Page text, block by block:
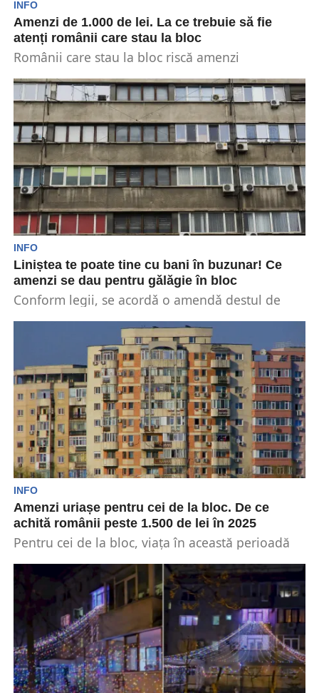
INFO
Amenzi de 1.000 de lei. La ce trebuie să fie
atenți românii care stau la bloc
Românii care stau la bloc riscă amenzi
să le...
INFO
Liniștea te poate tine cu bani în buzunar! Ce
amenzi se dau pentru gǎlǎgie în bloc
Conform legii, se acordǎ o amendǎ destul de
INFO
Amenzi uriașe pentru cei de la bloc. De ce
achită românii peste 1.500 de lei în 2025
Pentru cei de la bloc, viața în această perioadă